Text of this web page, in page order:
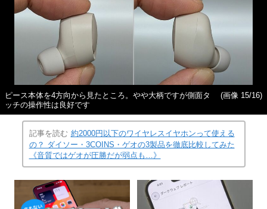
ピース本体を4方向から見たところ。やや大柄ですが側面タ
ッチの操作性は良好です
(画像 15/16)
記事を読む 約2000円以下のワイヤレスイヤホンって使える
の？ ダイソー・3COINS・ゲオの3製品を徹底比較してみた
《音質ではゲオが圧勝だが弱点も…》